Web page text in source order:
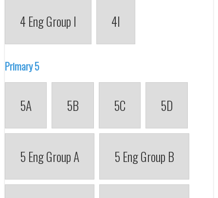
4 Eng Group I 4I
Primary 5
5A 5B 5C 5D
5 Eng Group A 5 Eng Group B